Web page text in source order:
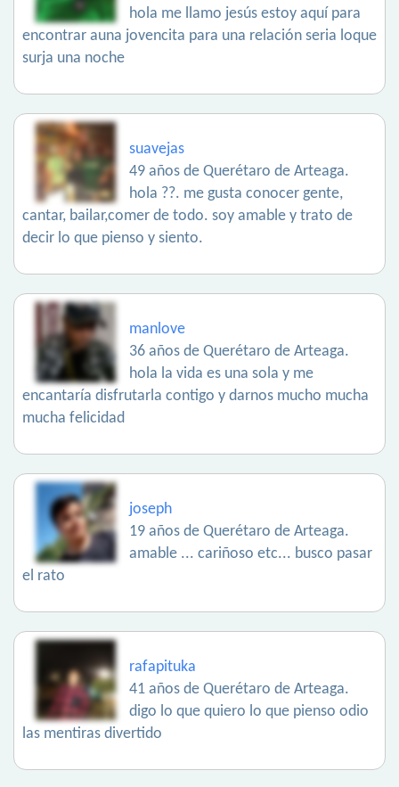
hola me llamo jesús estoy aquí para
encontrar auna jovencita para una relación seria loque
surja una noche
suavejas
49 años de Querétaro de Arteaga.
hola ??. me gusta conocer gente,
cantar, bailar,comer de todo. soy amable y trato de
decir lo que pienso y siento.
manlove
36 años de Querétaro de Arteaga.
hola la vida es una sola y me
encantaría disfrutarla contigo y darnos mucho mucha
mucha felicidad
joseph
19 años de Querétaro de Arteaga.
amable ... cariñoso etc... busco pasar
el rato
rafapituka
41 años de Querétaro de Arteaga.
digo lo que quiero lo que pienso odio
las mentiras divertido